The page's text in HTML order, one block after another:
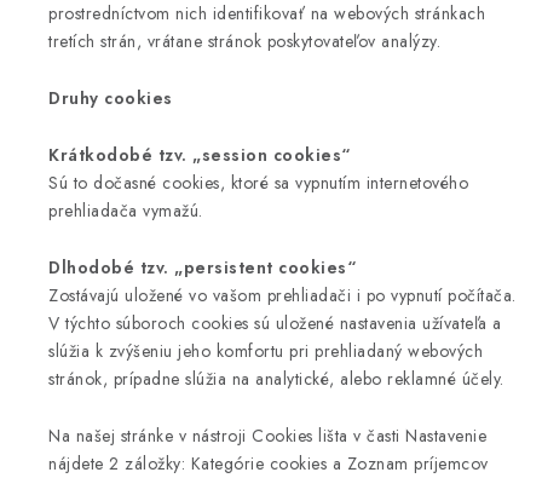
prostredníctvom nich identifikovať na webových stránkach
tretích strán, vrátane stránok poskytovateľov analýzy.
Druhy cookies
Krátkodobé tzv. „session cookies“
Sú to dočasné cookies, ktoré sa vypnutím internetového
prehliadača vymažú.
Dlhodobé tzv. „persistent cookies“
Zostávajú uložené vo vašom prehliadači i po vypnutí počítača.
V týchto súboroch cookies sú uložené nastavenia užívateľa a
slúžia k zvýšeniu jeho komfortu pri prehliadaný webových
stránok, prípadne slúžia na analytické, alebo reklamné účely.
Na našej stránke v nástroji Cookies lišta v časti Nastavenie
nájdete 2 záložky: Kategórie cookies a Zoznam príjemcov